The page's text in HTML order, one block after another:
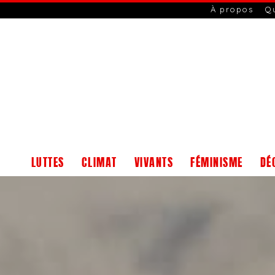
À propos
LUTTES CLIMAT VIVANTS FÉMINISME